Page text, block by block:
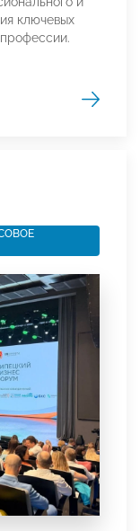
ключевых